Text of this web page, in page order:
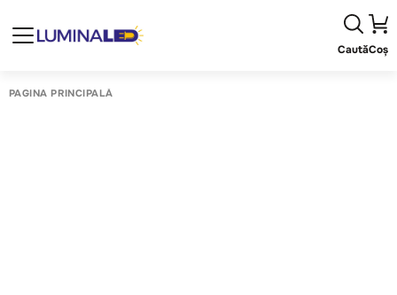
CautăCoș
PAGINA PRINCIPALĂ